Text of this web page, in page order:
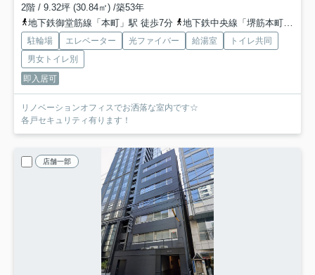
2階 / 9.32坪 (30.84㎡) /築53年
地下鉄御堂筋線「本町」駅 徒歩7分
地下鉄中央線「堺筋本町」駅 徒歩8分
駐輪場 エレベーター 光ファイバー 給湯室
トイレ共同
男女トイレ別
即入居可
リノベーションオフィスでお洒落な室内です☆
各戸セキュリティ有ります！
店舗一部